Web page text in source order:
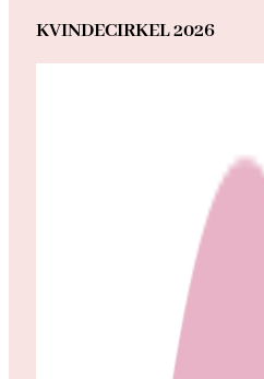
KVINDECIRKEL 2026